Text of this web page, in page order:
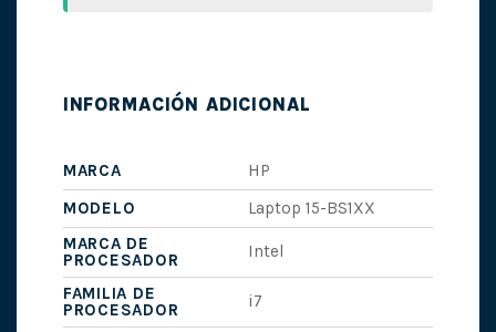
INFORMACIÓN ADICIONAL
MARCA
HP
MODELO
Laptop 15-BS1XX
MARCA DE
PROCESADOR
Intel
FAMILIA DE
PROCESADOR
i7